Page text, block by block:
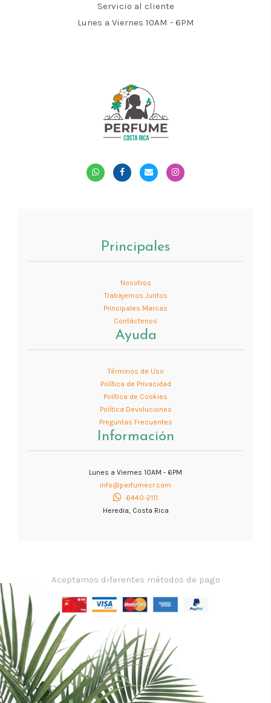
Servicio al cliente
Lunes a Viernes 10AM - 6PM
Principales
Nosotros
Trabajemos Juntos
Principales Marcas
Contáctenos
Ayuda
Términos de Uso
Política de Privacidad
Política de Cookies
Política Devoluciones
Preguntas Frecuentes
Información
Lunes a Viernes 10AM - 6PM
info@perfumecr.com
6440-2111
Heredia, Costa Rica
Aceptamos diferentes métodos de pago